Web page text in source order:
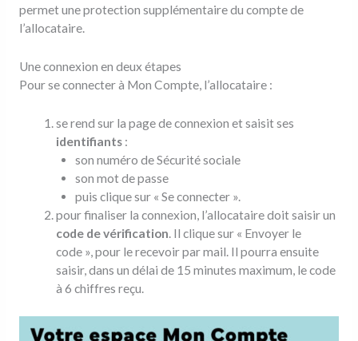
permet une protection supplémentaire du compte de
l’allocataire.
Une connexion en deux étapes
Pour se connecter à Mon Compte, l’allocataire :
se rend sur la page de connexion et saisit ses
identifiants :
son numéro de Sécurité sociale
son mot de passe
puis clique sur « Se connecter ».
pour finaliser la connexion, l’allocataire doit saisir un
code de vérification. Il clique sur « Envoyer le
code », pour le recevoir par mail. Il pourra ensuite
saisir, dans un délai de 15 minutes maximum, le code
à 6 chiffres reçu.